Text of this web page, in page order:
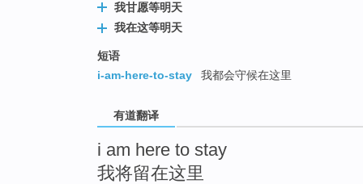
我甘愿等明天
我在这等明天
短语
i-am-here-to-stay
我都会守候在这里
有道翻译
i am here to stay
我将留在这里